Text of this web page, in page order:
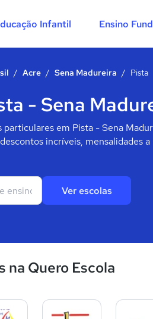
Infantil Ensino
/ Acre / Sena Madureira / Pista
- Sena
particulares em Pista - Sena
incríveis, mensalidades
Ver escolas
na Quero Escola